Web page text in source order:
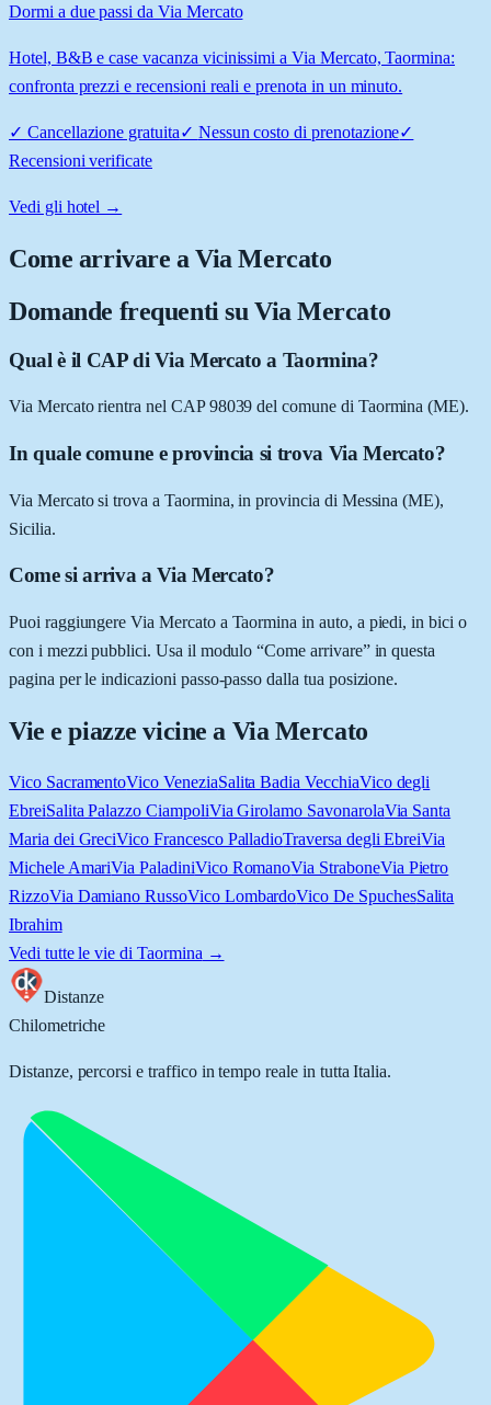
Dormi a due passi da Via Mercato
Hotel, B&B e case vacanza vicinissimi a Via Mercato, Taormina:
confronta prezzi e recensioni reali e prenota in un minuto.
✓ Cancellazione gratuita✓ Nessun costo di prenotazione✓
Recensioni verificate
Vedi gli hotel →
Come arrivare aVia Mercato
Domande frequenti su Via Mercato
Qual è il CAP di Via Mercato a Taormina?
Via Mercato rientra nel CAP 98039 del comune di Taormina (ME).
In quale comune e provincia si trova Via Mercato?
Via Mercato si trova a Taormina, in provincia di Messina (ME),
Sicilia.
Come si arriva a Via Mercato?
Puoi raggiungere Via Mercato a Taormina in auto, a piedi, in bici o
con i mezzi pubblici. Usa il modulo “Come arrivare” in questa
pagina per le indicazioni passo-passo dalla tua posizione.
Vie e piazze vicine a Via Mercato
Vico SacramentoVico VeneziaSalita Badia VecchiaVico degli
EbreiSalita Palazzo CiampoliVia Girolamo SavonarolaVia Santa
Maria dei GreciVico Francesco PalladioTraversa degli EbreiVia
Michele AmariVia PaladiniVico RomanoVia StraboneVia Pietro
RizzoVia Damiano RussoVico LombardoVico De SpuchesSalita
Ibrahim
Vedi tutte le vie di Taormina →
Distanze
Chilometriche
Distanze, percorsi e traffico in tempo reale in tutta Italia.